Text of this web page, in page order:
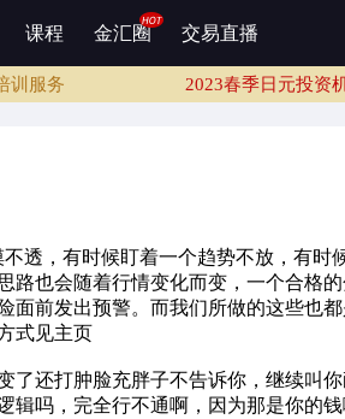
课程 金汇圈 交易直播
2023春季日元投资机会线上发布
2023春季日元投资机会线上发布会
训服务
2023春季日元投资
服务
，有时候盯着一个趋势不放，有时
路也会随着行情变化而变，一个合格
面前发出预警。而我们所做的这些也
式见主页
还打肿脸充胖子不告诉你，继续叫你
辑吗，完全行不通啊，因为那是你的